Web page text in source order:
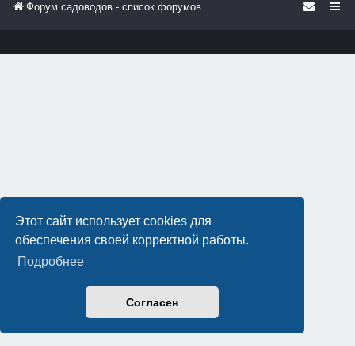
Этот сайт использует cookies для
обеспечения своей корректной работы.
Подробнее
Согласен
Форум садоводов - список форумов